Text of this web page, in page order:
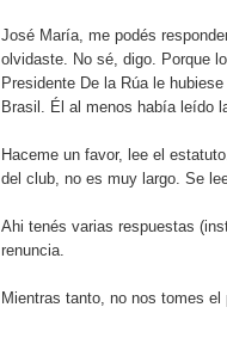
José María, me podés
olvidaste. No sé, digo. Porque
Presidente De la Rúa le
Brasil. Él al menos había leído
Haceme un favor, lee el
del club, no es muy largo. Se
Ahi tenés varias respuestas
renuncia.
Mientras tanto, no nos tomes